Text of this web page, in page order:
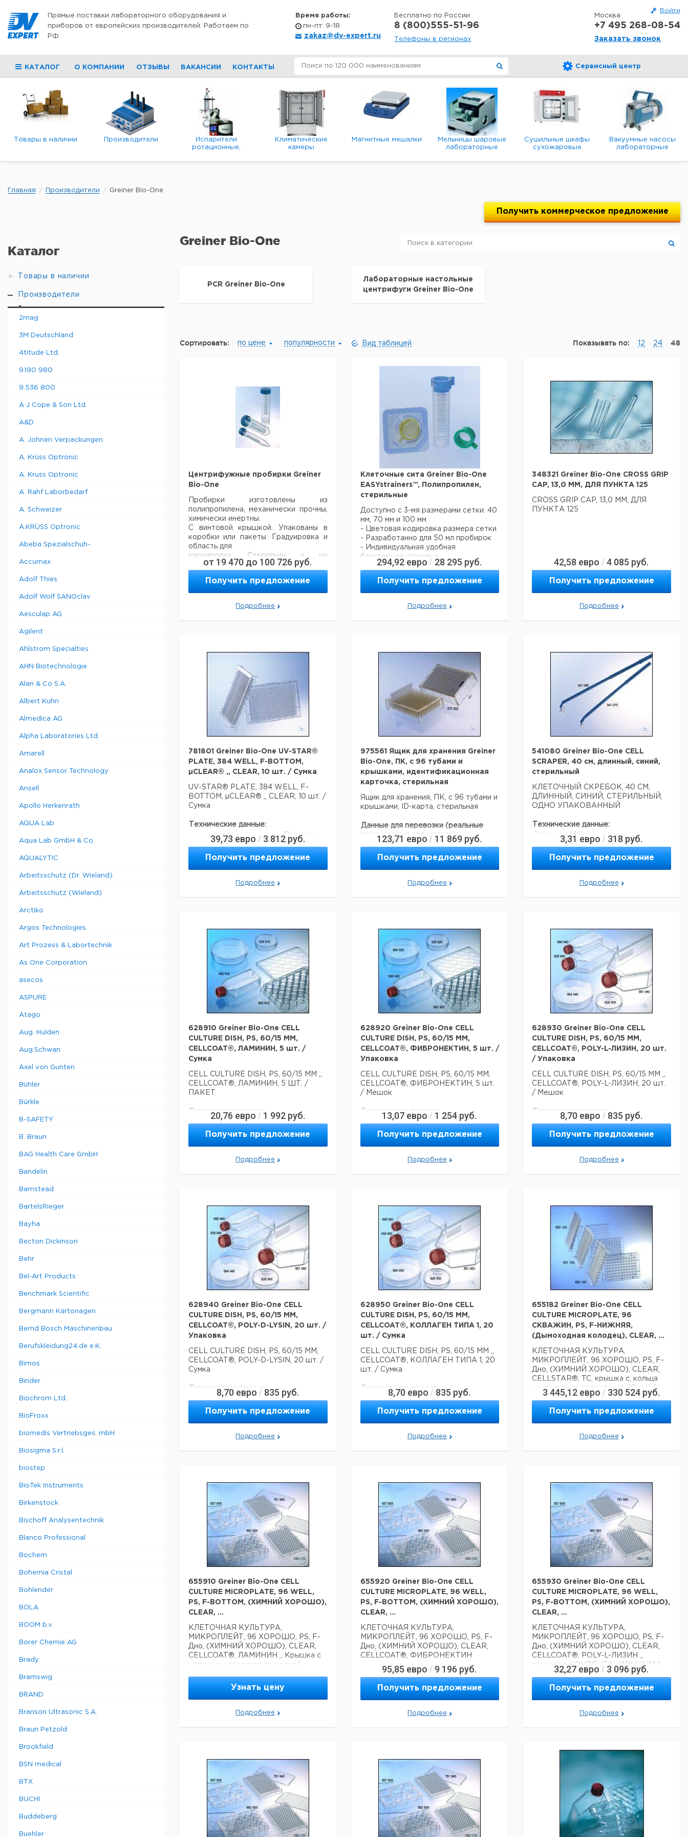
Войти
Прямые поставки лабораторного оборудования и
приборов от европейских производителей. Работаем по
РФ
Время работы:
пн-пт: 9-18
zakaz@dv-expert.ru
Бесплатно по России
8 (800)555-51-96
Телефоны в регионах
Москва
+7 495 268-08-54
Заказать звонок
КАТАЛОГ О КОМПАНИИ ОТЗЫВЫ ВАКАНСИИ КОНТАКТЫ Сервисный центр
Товары в наличии Производители
Испарители
ротационные,
вакуумные
Климатические
камеры
Магнитные мешалки
Мельницы шаровые
лабораторные
Сушильные шкафы
сухожаровые
Вакуумные насосы
лабораторные
мембранные
Главная Производители Greiner Bio-One
Получить коммерческое предложение
Каталог
Товары в наличии
Производители
2mag
3M Deutschland
4titude Ltd.
9.190 980
9.536 800
A J Cope & Son Ltd.
A&D
A. Johnen Verpackungen
A. Krüss Optronic
A. Kruss Optronic
A. Rahf Laborbedarf
A. Schweizer
A.KRÜSS Optronic
Abeba Spezialschuh-
Accumax
Adolf Thies
Adolf Wolf SANOclav
Aesculap AG
Agilent
Ahlstrom Specialties
AHN Biotechnologie
Alan & Co S.A.
Albert Kuhn
Almedica AG
Alpha Laboratories Ltd.
Amarell
Analox Sensor Technology
Ansell
Apollo Herkenrath
AQUA Lab
Aqua Lab GmbH & Co.
AQUALYTIC
Arbeitsschutz (Dr. Wieland)
Arbeitsschutz (Wieland)
Arctiko
Argos Technologies
Art Prozess & Labortechnik
As One Corporation
asecos
ASPURE
Atago
Aug. Hulden
Aug.Schwan
Axel von Gunten
Bühler
Bürkle
B-SAFETY
B. Braun
BAG Health Care GmbH
Bandelin
Barnstead
BartelsRieger
Bayha
Becton Dickinson
Behr
Bel-Art Products
Benchmark Scientific
Bergmann Kartonagen
Bernd Bosch Maschinenbau
Berufskleidung24.de e.K.
Bimos
Binder
Biochrom Ltd.
BioFroxx
biomedis Vertriebsges. mbH
Biosigma S.r.l.
biostep
BioTek Instruments
Birkenstock
Bischoff Analysentechnik
Blanco Professional
Bochem
Bohemia Cristal
Bohlender
BOLA
BOOM b.v.
Borer Chemie AG
Brady
Bramswig
BRAND
Branson Ultrasonic S.A.
Braun Petzold
Brookfield
BSN medical
BTX
BUCHI
Buddeberg
Buehler
Greiner Bio-One
PCR Greiner Bio-One
Лабораторные настольные
центрифуги Greiner Bio-One
Сортировать: по цене популярности Вид таблицей Показывать по: 12 24 48
Центрифужные пробирки Greiner
Bio-One
Пробирки изготовлены из
полипропилена, механически прочны,
химически инертны.
С винтовой крышкой. Упакованы в
коробки или пакеты. Градуировка и
область для
маркировки. Стерильны и не
цитотоксичны, без ДН-аз/РН-аз- и
человеческого ДНК.
Спецификация:
Центрифугируемый объем:
15 мл без бортика 4000 g в бакет-
15000 g в угловом роторе
50 мл с бортиком 2800 g в бакет-
11500 g в угловом роторе
Высота
мм.
Объем
мл.
Форма
Цена
с
Цена
с
НДС,
Срок
поставки
120 15 коническая
17,0
120 коническая
7380423
17,0
120 15 коническая
7053718
30,0
115 50 коническая
9380421
30,0
115 50 коническая
7380421
30,0
115 50 коническая 6049748
9380422
с ободком
7380422
30,0 115 50
коническая
с ободком
300 6054664
от 19 470 до 100 726 руб.
Получить предложение
Подробнее
Клеточные сита Greiner Bio-One
EASYstrainers™, Полипропилен,
стерильные
Доступно с 3-мя размерами сетки: 40
мм, 70 мм и 100 мм
- Цветовая кодировка размера сетки
- Разработанно для 50 мл пробирок
- Индивидуальная удобная
блистерная упаковка
- Ручка и покрытая поверхность для
улучшения асептической обработки
- Вентиляционное отверстие для
быстрого фильтрования
код
номер
поставки
50
6266185
синий 50
6266186
желтый 50 6266187
Прошу обратить внимание на то, что
минимальный заказ в нашей компании
294,92 евро / 28 295 руб.
Получить предложение
Подробнее
348321 Greiner Bio-One CROSS GRIP
CAP, 13,0 ММ, ДЛЯ ПУНКТА 125
CROSS GRIP CAP, 13,0 MM, ДЛЯ
ПУНКТА 125
42,58 евро / 4 085 руб.
Получить предложение
Подробнее
781801 Greiner Bio-One UV-STAR®
PLATE, 384 WELL, F-BOTTOM,
µCLEAR® ,, CLEAR, 10 шт. / Сумка
UV-STAR® PLATE, 384 WELL, F-
BOTTOM, µCLEAR® ,, CLEAR, 10 шт. /
Сумка
Технические данные:
Нижняя форма:
Плоское
дно
Количество позиций
384
39,73 евро / 3 812 руб.
Получить предложение
Подробнее
975561 Ящик для хранения Greiner
Bio-One, ПК, с 96 тубами и
крышками, идентификационная
карточка, стерильная
Ящик для хранения, ПК, с 96 тубами и
крышками, ID-карта, стерильная
Данные для перевозки (реальные
данные могут отличаться)
Страна происхождения:
Япония
123,71 евро / 11 869 руб.
Получить предложение
Подробнее
541080 Greiner Bio-One CELL
SCRAPER, 40 см, длинный, синий,
стерильный
КЛЕТОЧНЫЙ СКРЕБОК, 40 СМ,
ДЛИННЫЙ, СИНИЙ, СТЕРИЛЬНЫЙ,
ОДНО УПАКОВАННЫЙ
Технические данные:
Длина:
400 мм
асептики:
данные могут отличаться)
3,31 евро / 318 руб.
Получить предложение
Подробнее
628910 Greiner Bio-One CELL
CULTURE DISH, PS, 60/15 MM,
CELLCOAT®, ЛАМИНИН, 5 шт. /
Сумка
CELL CULTURE DISH, PS, 60/15 MM ,,
CELLCOAT®, ЛАМИНИН, 5 ШТ. /
ПАКЕТ
Технические данные:
Диаметр:
60 мм
Материал: PS
20,76 евро / 1 992 руб.
Получить предложение
Подробнее
628920 Greiner Bio-One CELL
CULTURE DISH, PS, 60/15 MM,
CELLCOAT®, ФИБРОНЕКТИН, 5 шт. /
Упаковка
CELL CULTURE DISH, PS, 60/15 ММ,
CELLCOAT®, ФИБРОНЕКТИН, 5 шт.
/ Мешок
Технические данные:
Диаметр:
60 мм
Материал: PS
13,07 евро / 1 254 руб.
Получить предложение
Подробнее
628930 Greiner Bio-One CELL
CULTURE DISH, PS, 60/15 MM,
CELLCOAT®, POLY-L-ЛИЗИН, 20 шт.
/ Упаковка
CELL CULTURE DISH, PS, 60/15 MM ,,
CELLCOAT®, POLY-L-ЛИЗИН, 20 шт.
/ Мешок
Технические данные:
Диаметр:
60 мм
Материал: PS
8,70 евро / 835 руб.
Получить предложение
Подробнее
628940 Greiner Bio-One CELL
CULTURE DISH, PS, 60/15 MM,
CELLCOAT®, POLY-D-LYSIN, 20 шт. /
Упаковка
CELL CULTURE DISH, PS, 60/15 MM,
CELLCOAT®, POLY-D-LYSIN, 20 шт. /
Сумка
Технические данные:
Диаметр:
60 мм
Материал: PS
8,70евро / 835 руб.
Получить предложение
Подробнее
628950 Greiner Bio-One CELL
CULTURE DISH, PS, 60/15 MM,
CELLCOAT®, КОЛЛАГЕН ТИПА 1, 20
шт. / Сумка
CELL CULTURE DISH, PS, 60/15 MM ,,
CELLCOAT®, КОЛЛАГЕН ТИПА 1, 20
шт. / Сумка
Технические данные:
Диаметр:
60 мм
Материал: PS
8,70 евро / 835 руб.
Получить предложение
Подробнее
655182 Greiner Bio-One CELL
CULTURE MICROPLATE, 96
СКВАЖИН, PS, F-НИЖНЯЯ,
(Дымоходная колодец), CLEAR, ...
КЛЕТОЧНАЯ КУЛЬТУРА,
МИКРОПЛЕЙТ, 96 ХОРОШО, PS, F-
Дно, (ХИМНИЙ ХОРОШО), CLEAR,
CELLSTAR®, TC, крышка с, кольца
конденсации, стерильные, 10 шт. /
Сумка
Технические данные:
3 445,12 евро / 330 524 руб.
Получить предложение
Подробнее
655910 Greiner Bio-One CELL
CULTURE MICROPLATE, 96 WELL,
PS, F-BOTTOM, (ХИМНИЙ ХОРОШО),
CLEAR, ...
КЛЕТОЧНАЯ КУЛЬТУРА,
МИКРОПЛЕЙТ, 96 ХОРОШО, PS, F-
Дно, (ХИМНИЙ ХОРОШО), CLEAR,
CELLCOAT®, ЛАМИНИН ,, Крышка с
кольцами конденсации, в одной
Узнать цену
Подробнее
655920 Greiner Bio-One CELL
CULTURE MICROPLATE, 96 WELL,
PS, F-BOTTOM, (ХИМНИЙ ХОРОШО),
CLEAR, ...
КЛЕТОЧНАЯ КУЛЬТУРА,
МИКРОПЛЕЙТ, 96 ХОРОШО, PS, F-
Дно, (ХИМНИЙ ХОРОШО), CLEAR,
CELLCOAT®, ФИБРОНЕКТИН
Технические данные:
Материал: PS
95,85 евро / 9 196 руб.
Получить предложение
Подробнее
655930 Greiner Bio-One CELL
CULTURE MICROPLATE, 96 WELL,
PS, F-BOTTOM, (ХИМНИЙ ХОРОШО),
CLEAR, ...
КЛЕТОЧНАЯ КУЛЬТУРА,
МИКРОПЛЕЙТ, 96 ХОРОШО, PS, F-
Дно, (ХИМНИЙ ХОРОШО), CLEAR,
CELLCOAT®, POLY-L-ЛИЗИН ,,
крышка с КОНДЕНСАЦИОННЫМИ
КОЛЬЦАМИ, 5 ШТ. / ПАКЕТ
Технические данные:
32,27 евро / 3 096 руб.
Получить предложение
Подробнее